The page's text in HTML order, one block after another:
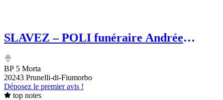
SLAVEZ – POLI funéraire Andrée
BP 5 Morta
20243 Prunelli-di-Fiumorbo
Déposez le premier avis !
top notes